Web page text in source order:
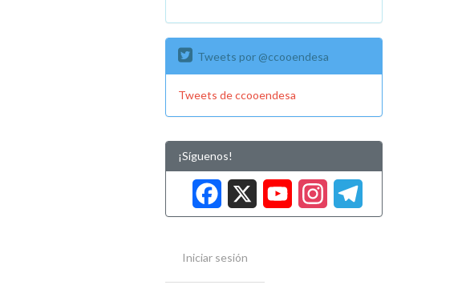
Tweets por @ccooendesa
Tweets de ccooendesa
¡Síguenos!
Facebook
XYouTube
Iniciar sesión